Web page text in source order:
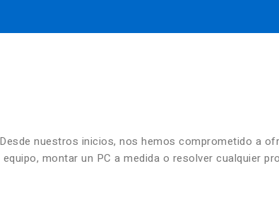
nuestros inicios, nos hemos comprometido a
montar un PC a medida o resolver cualquier